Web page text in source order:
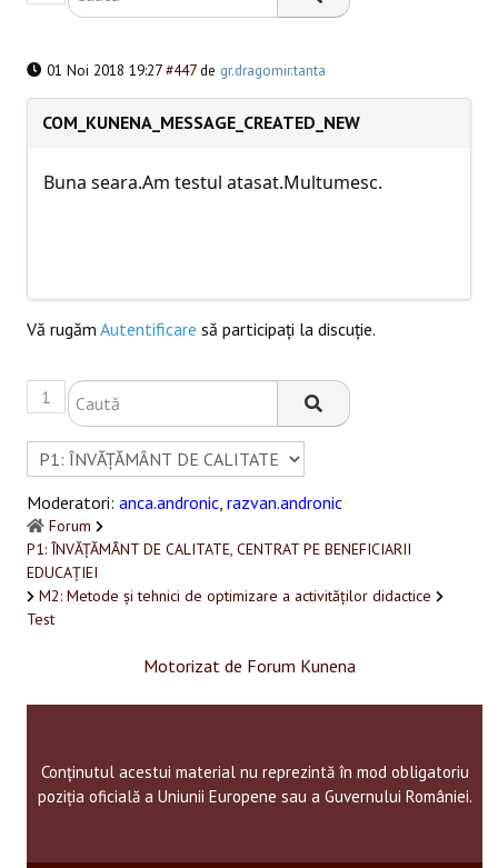
01 Noi 2018 19:27 #447 de gr.dragomir.tanta
COM_KUNENA_MESSAGE_CREATED_NEW
Buna seara.Am testul atasat.Multumesc.
Vă rugăm Autentificare să participaţi la discuţie.
1
Moderatori: anca.andronic, razvan.andronic
Forum
P1: ÎNVĂȚĂMÂNT DE CALITATE, CENTRAT PE BENEFICIARII
EDUCAȚIEI
M2: Metode și tehnici de optimizare a activităților didactice
Test
Motorizat de Forum Kunena
Conținutul acestui material nu reprezintă în mod obligatoriu
poziția oficială a Uniunii Europene sau a Guvernului României.